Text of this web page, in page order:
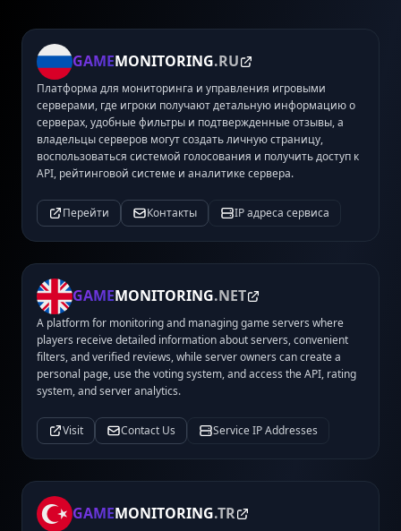
GAMEMONITORING.RU
Платформа для мониторинга и управления игровыми
серверами, где игроки получают детальную информацию о
серверах, удобные фильтры и подтвержденные отзывы, а
владельцы серверов могут создать личную страницу,
воспользоваться системой голосования и получить доступ к
API, рейтинговой системе и аналитике сервера.
Перейти Контакты IP адреса сервиса
GAMEMONITORING.NET
A platform for monitoring and managing game servers where
players receive detailed information about servers, convenient
filters, and verified reviews, while server owners can create a
personal page, use the voting system, and access the API, rating
system, and server analytics.
Visit Contact Us Service IP Addresses
GAMEMONITORING.TR